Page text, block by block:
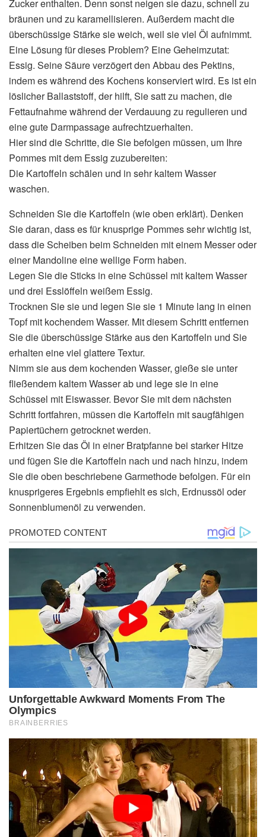
Zucker enthalten. Denn sonst neigen sie dazu, schnell zu
bräunen und zu karamellisieren. Außerdem macht die
überschüssige Stärke sie weich, weil sie viel Öl aufnimmt.
Eine Lösung für dieses Problem? Eine Geheimzutat:
Essig. Seine Säure verzögert den Abbau des Pektins,
indem es während des Kochens konserviert wird. Es ist ein
löslicher Ballaststoff, der hilft, Sie satt zu machen, die
Fettaufnahme während der Verdauung zu regulieren und
eine gute Darmpassage aufrechtzuerhalten.
Hier sind die Schritte, die Sie befolgen müssen, um Ihre
Pommes mit dem Essig zuzubereiten:
Die Kartoffeln schälen und in sehr kaltem Wasser
waschen.
Schneiden Sie die Kartoffeln (wie oben erklärt). Denken
Sie daran, dass es für knusprige Pommes sehr wichtig ist,
dass die Scheiben beim Schneiden mit einem Messer oder
einer Mandoline eine wellige Form haben.
Legen Sie die Sticks in eine Schüssel mit kaltem Wasser
und drei Esslöffeln weißem Essig.
Trocknen Sie sie und legen Sie sie 1 Minute lang in einen
Topf mit kochendem Wasser. Mit diesem Schritt entfernen
Sie die überschüssige Stärke aus den Kartoffeln und Sie
erhalten eine viel glattere Textur.
Nimm sie aus dem kochenden Wasser, gieße sie unter
fließendem kaltem Wasser ab und lege sie in eine
Schüssel mit Eiswasser. Bevor Sie mit dem nächsten
Schritt fortfahren, müssen die Kartoffeln mit saugfähigen
Papiertüchern getrocknet werden.
Erhitzen Sie das Öl in einer Bratpfanne bei starker Hitze
und fügen Sie die Kartoffeln nach und nach hinzu, indem
Sie die oben beschriebene Garmethode befolgen. Für ein
knusprigeres Ergebnis empfiehlt es sich, Erdnussöl oder
Sonnenblumenöl zu verwenden.